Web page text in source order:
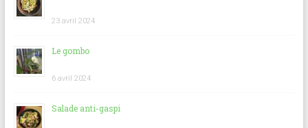
23 avril 2024
Le gombo
6 avril 2024
Salade anti-gaspi